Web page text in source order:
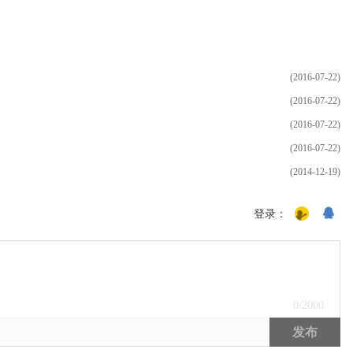
(2016-07-22)
(2016-07-22)
(2016-07-22)
(2016-07-22)
(2014-12-19)
登录：
0 /2000
发布